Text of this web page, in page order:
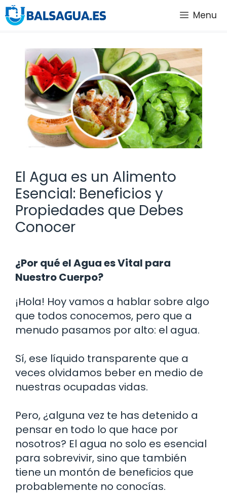
Saltar
al
Menu
El Agua es un Alimento
Esencial: Beneficios y
Propiedades que Debes
Conocer
¿Por qué el Agua es Vital para
Nuestro Cuerpo?
¡Hola! Hoy vamos a hablar sobre algo
que todos conocemos, pero que a
menudo pasamos por alto: el agua.
Sí, ese líquido transparente que a
veces olvidamos beber en medio de
nuestras ocupadas vidas.
Pero, ¿alguna vez te has detenido a
pensar en todo lo que hace por
nosotros? El agua no solo es esencial
para sobrevivir, sino que también
tiene un montón de beneficios que
probablemente no conocías.